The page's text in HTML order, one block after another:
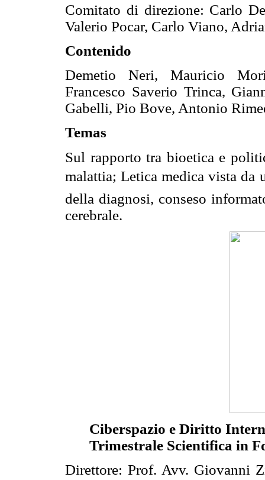
Comitato di direzione: Carlo
Valerio Pocar, Carlo Viano,
Contenido
Demetio Neri, Mauricio
Francesco Saverio Trinca,
Gabelli, Pio Bove, Antonio
Temas
Sul rapporto tra bioetica e
malattia; Letica medica vista
della diagnosi, conseso
cerebrale.
Ciberspazio e Diritto
Trimestrale Scientifica in
Direttore: Prof. Avv. Giovanni